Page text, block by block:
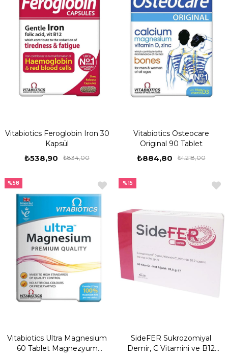
Vitabiotics Feroglobin Iron 30
Kapsül
₺538,90 ₺834,00
Vitabiotics Osteocare
Original 90 Tablet
₺884,80 ₺1.218,00
Vitabiotics Ultra Magnesium
60 Tablet Magnezyum
%58
SideFER Sukrozomiyal
Demir, C Vitamini ve B12
%15